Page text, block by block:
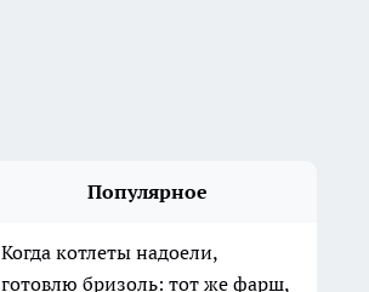
Популярное
Когда котлеты надоели,
готовлю бризоль: тот же фарш,